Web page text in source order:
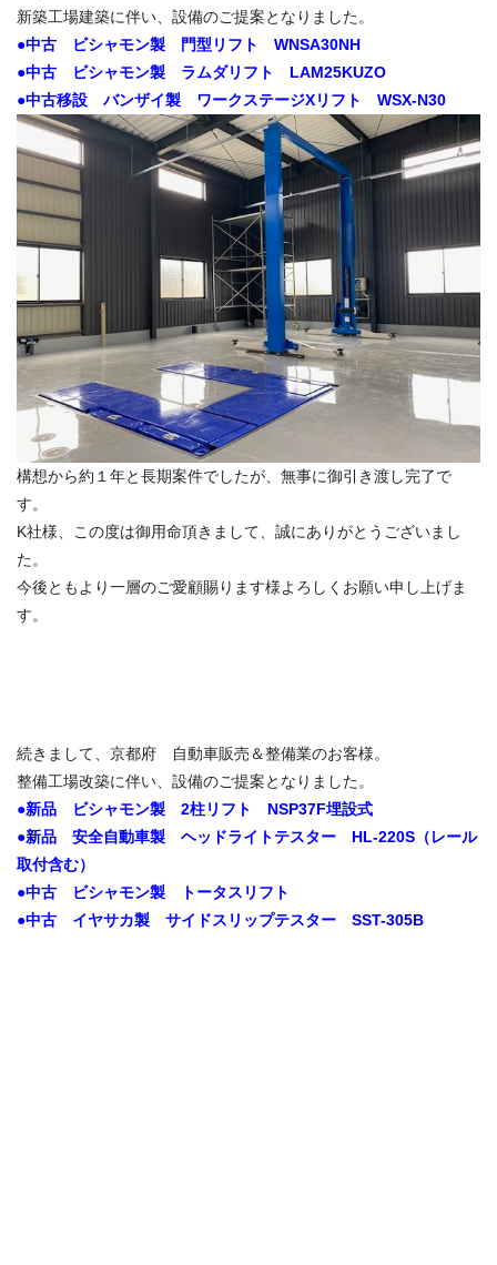
新築工場建築に伴い、設備のご提案となりました。
●中古 ビシャモン製 門型リフト WNSA30NH
●中古 ビシャモン製 ラムダリフト LAM25KUZO
●中古移設 バンザイ製 ワークステージXリフト WSX-N30
構想から約１年と長期案件でしたが、無事に御引き渡し完了で
す。
K社様、この度は御用命頂きまして、誠にありがとうございまし
た。
今後ともより一層のご愛顧賜ります様よろしくお願い申し上げま
す。
続きまして、京都府 自動車販売＆整備業のお客様。
整備工場改築に伴い、設備のご提案となりました。
●新品 ビシャモン製 2柱リフト NSP37F埋設式
●新品 安全自動車製 ヘッドライトテスター HL-220S（レール
取付含む）
●中古 ビシャモン製 トータスリフト
●中古 イヤサカ製 サイドスリップテスター SST-305B